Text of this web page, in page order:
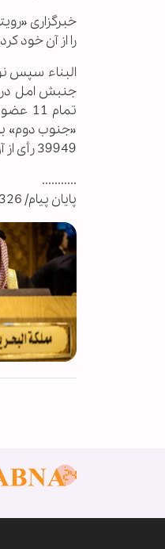
را از آن خود
البناء سپس
جنبش امل در
39949 رأی از آن خود کرد.
...........
پایان پیام/ 326